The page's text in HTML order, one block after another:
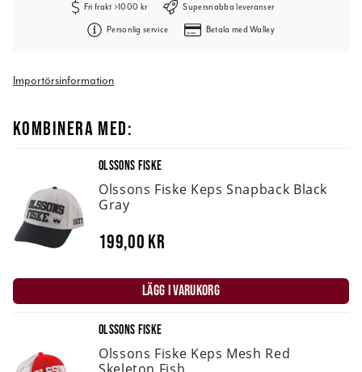
Fri frakt >1000 kr Supersnabba leveranser
Personlig service Betala med Walley
Importörsinformation
KOMBINERA MED:
OLSSONS FISKE
Olssons Fiske Keps Snapback Black
Gray
199,00 kr
LÄGG I VARUKORG
OLSSONS FISKE
Olssons Fiske Keps Mesh Red